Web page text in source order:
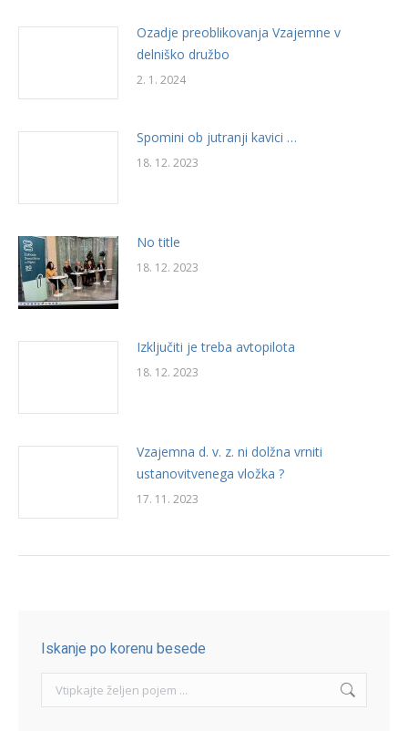
Ozadje preoblikovanja Vzajemne v
delniško družbo
2. 1. 2024
Spomini ob jutranji kavici …
18. 12. 2023
No title
18. 12. 2023
Izključiti je treba avtopilota
18. 12. 2023
Vzajemna d. v. z. ni dolžna vrniti
ustanovitvenega vložka ?
17. 11. 2023
Iskanje po korenu besede
Search: